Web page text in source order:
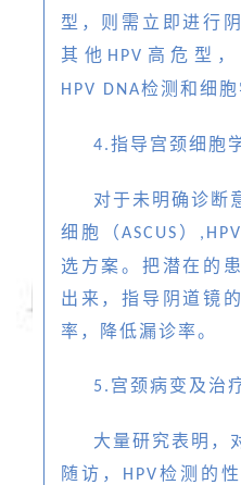
型，则需立即进行
其他 HPV 高危型，
HPV DNA检测和细胞
4.指导宫颈细胞
对于未明确诊断
细胞（ASCUS ） ,HPV
选方案。把潜在的
出来，指导阴道镜
率，降低漏诊率。
5. 宫颈病变及治
大量研究表明，
随访，
HPV检测的